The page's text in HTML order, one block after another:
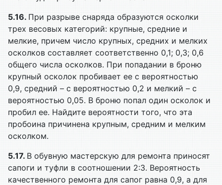
5.16. При разрыве снаряда образуются осколки
трех весовых категорий: крупные, средние и
мелкие, причем число крупных, средних и мелких
осколков составляет соответственно 0,1; 0,3; 0,6
общего числа осколков. При попадании в броню
крупный осколок пробивает ее с вероятностью
0,9, средний – с вероятностью 0,2 и мелкий – с
вероятностью 0,05. В броню попал один осколок и
пробил ее. Найдите вероятности того, что эта
пробоина причинена крупным, средним и мелким
осколком.
5.17. В обувную мастерскую для ремонта приносят
сапоги и туфли в соотношении 2:3. Вероятность
качественного ремонта для сапог равна 0,9, а для